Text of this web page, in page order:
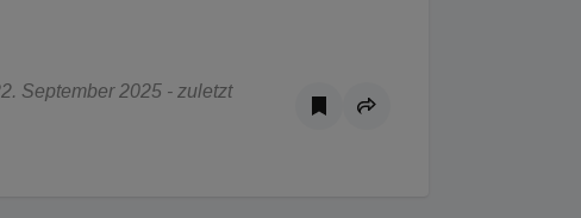
September 2025 - zuletzt